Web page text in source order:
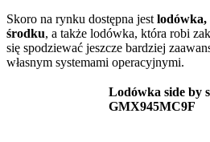
Skoro na rynku dostępna jest lodówka,
środku, a także lodówka, która robi
się spodziewać jeszcze bardziej
własnym systemami operacyjnymi.
Lodówka side by
GMX945MC9F